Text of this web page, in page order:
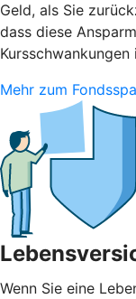
Geld, als Sie
dass diese
Mehr zum
Wenn Sie eine